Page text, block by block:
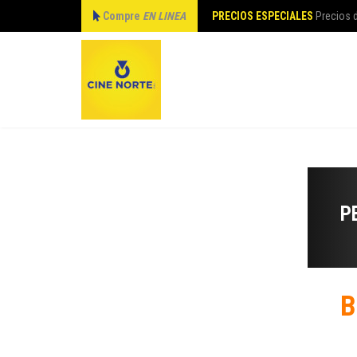
Compre EN LINEA PRECIOS ESPECIALES Precios